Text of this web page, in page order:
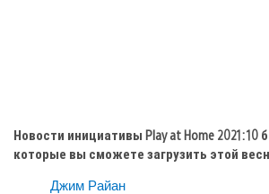
Новости инициативы Play at Home 2021: 10
которые вы сможете загрузить этой
Джим Райан